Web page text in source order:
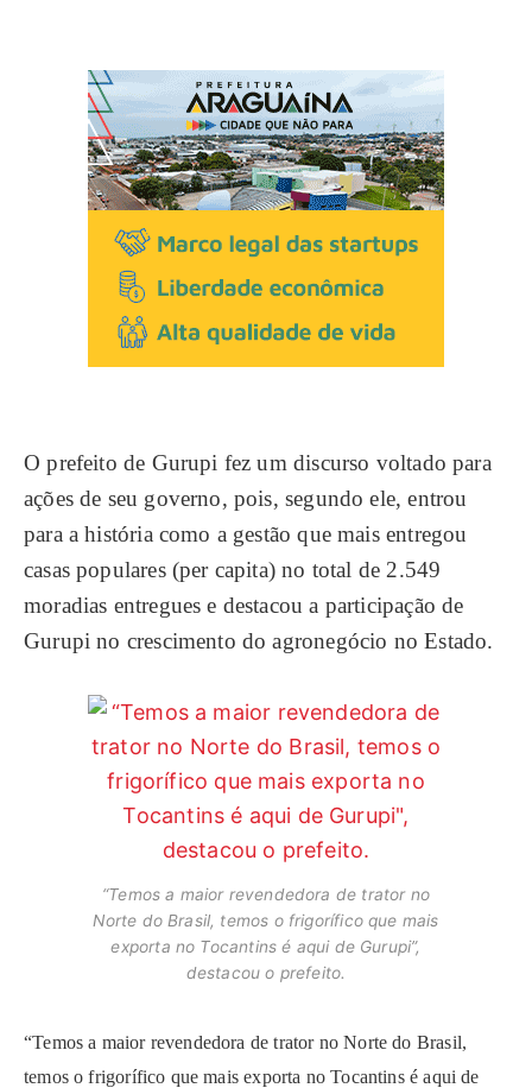
O prefeito de Gurupi fez um discurso voltado para
ações de seu governo, pois, segundo ele, entrou
para a história como a gestão que mais entregou
casas populares (per capita) no total de 2.549
moradias entregues e destacou a participação de
Gurupi no crescimento do agronegócio no Estado.
“Temos a maior revendedora de trator no
Norte do Brasil, temos o frigorífico que mais
exporta no Tocantins é aqui de Gurupi”,
destacou o prefeito.
“Temos a maior revendedora de trator no Norte do Brasil,
temos o frigorífico que mais exporta no Tocantins é aqui de